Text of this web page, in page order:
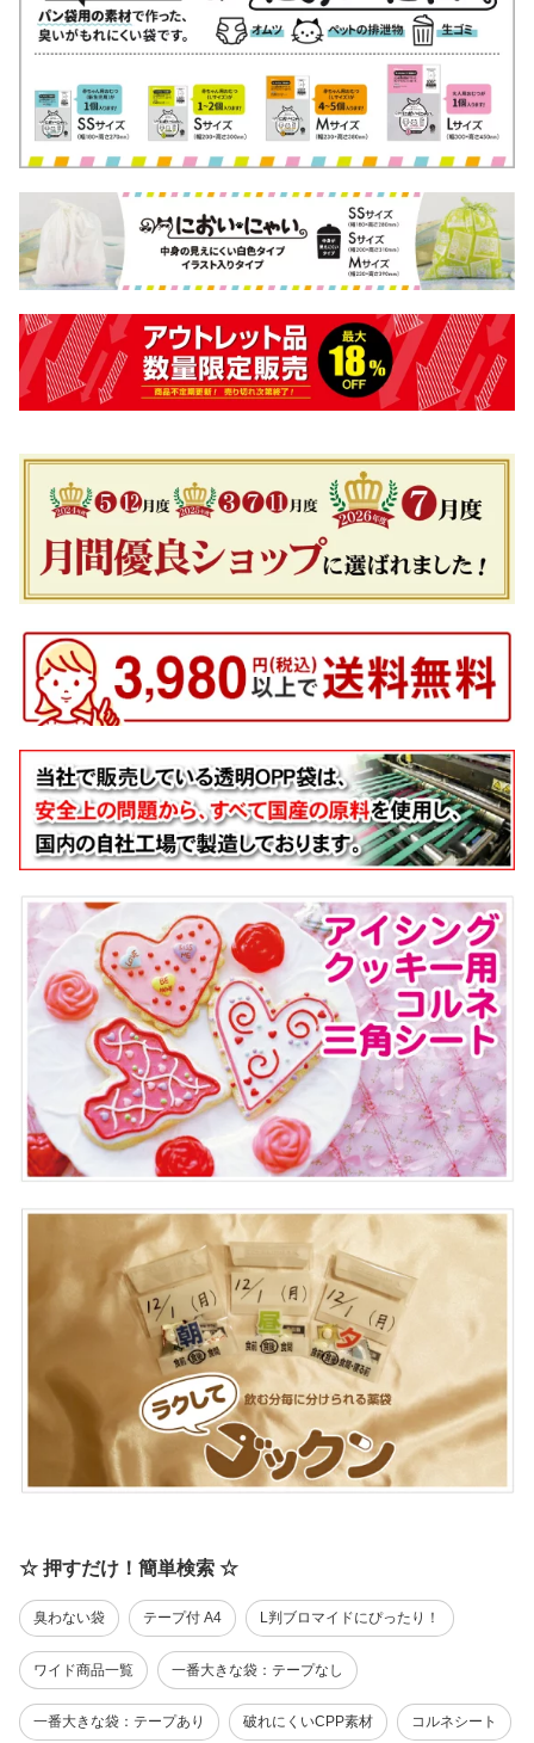
☆ 押すだけ！簡単検索 ☆
臭わない袋 テープ付 A4 L判ブロマイドにぴったり！
ワイド商品一覧 一番大きな袋：テープなし
一番大きな袋：テープあり 破れにくいCPP素材 コルネシート